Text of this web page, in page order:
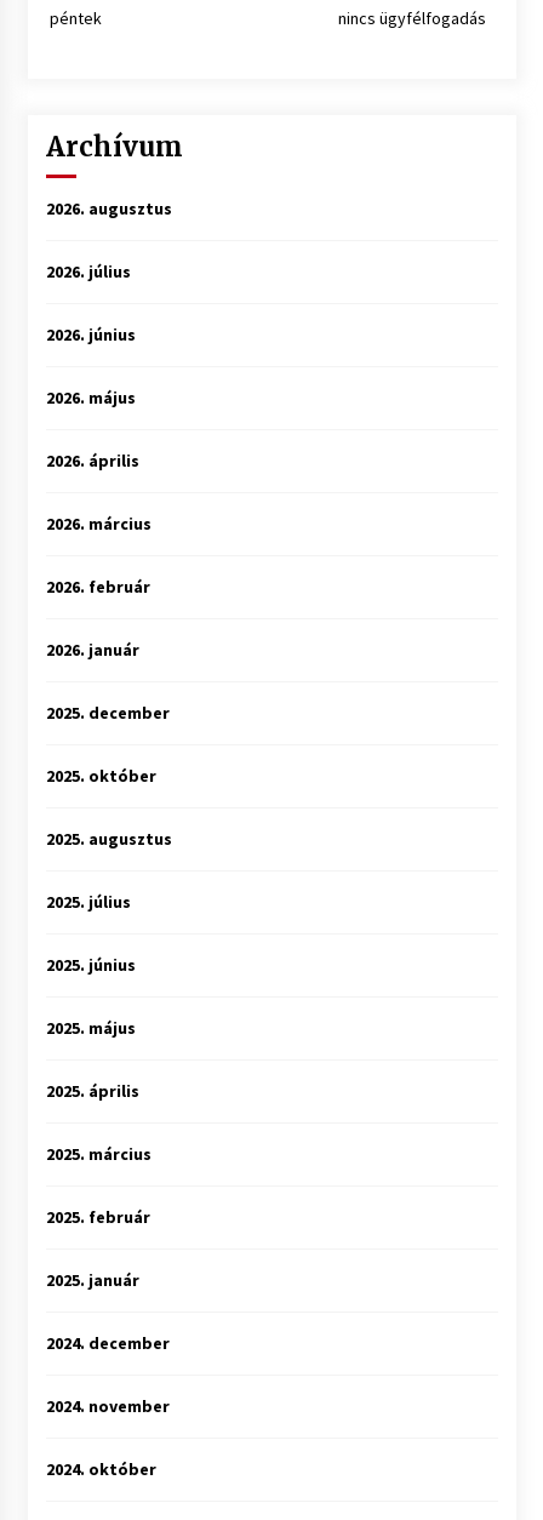
péntek
nincs ügyfélfogadás
Archívum
2026. augusztus
2026. július
2026. június
2026. május
2026. április
2026. március
2026. február
2026. január
2025. december
2025. október
2025. augusztus
2025. július
2025. június
2025. május
2025. április
2025. március
2025. február
2025. január
2024. december
2024. november
2024. október